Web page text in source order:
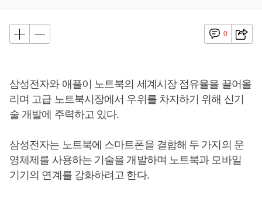
0
삼성전자와 애플이 노트북의 세계시장 점유율을 끌어올
리며 고급 노트북시장에서 우위를 차지하기 위해 신기
술 개발에 주력하고 있다.
삼성전자는 노트북에 스마트폰을 결합해 두 가지의 운
영체제를 사용하는 기술을 개발하며 노트북과 모바일
기기의 연계를 강화하려고 한다.